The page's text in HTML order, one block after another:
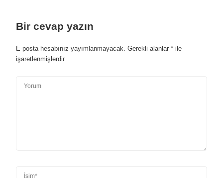
Bir cevap yazın
E-posta hesabınız yayımlanmayacak. Gerekli alanlar * ile
işaretlenmişlerdir